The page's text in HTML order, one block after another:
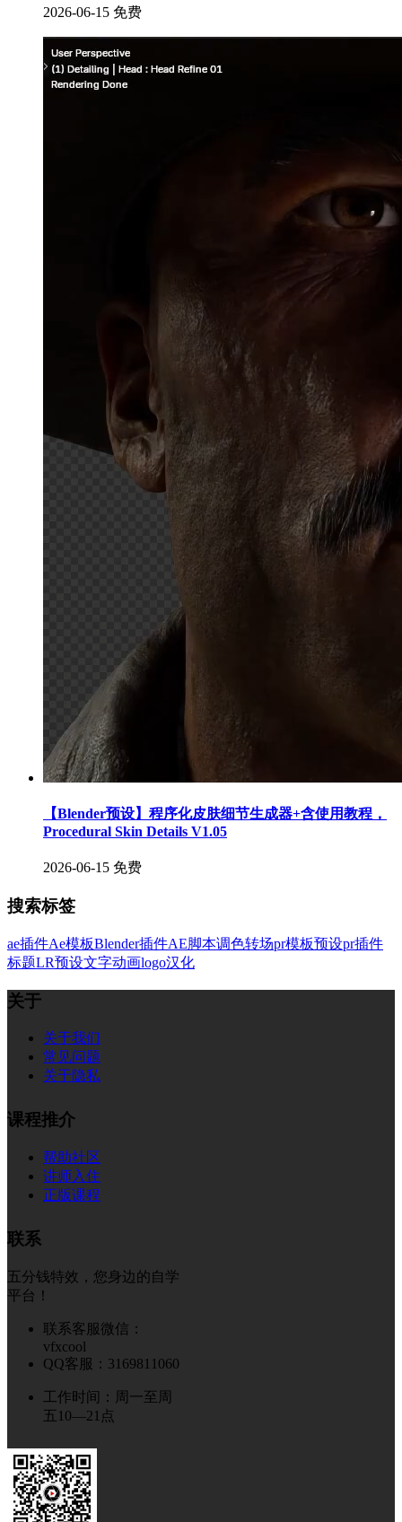
2026-06-15 免费
【Blender预设】程序化皮肤细节生成器+含使用教程，
Procedural Skin Details V1.05
2026-06-15 免费
搜索标签
ae插件Ae模板Blender插件AE脚本调色转场pr模板预设pr插件
标题LR预设文字动画logo汉化
关于
关于我们
常见问题
关于隐私
课程推介
帮助社区
讲师入住
正版课程
联系
五分钱特效，您身边的自学
平台！
联系客服微信：
vfxcool
QQ客服：3169811060
工作时间：周一至周
五10—21点